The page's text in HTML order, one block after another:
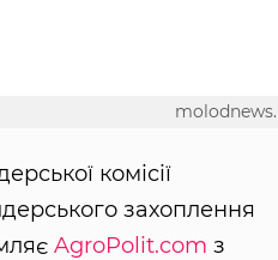
комісії
захоплення
AgroPolit.com з